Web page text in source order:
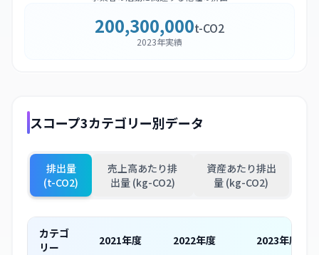
200,300,000t-CO2
2023年実績
スコープ3カテゴリー別データ
排出量
(t-CO2)
売上高あたり排
出量 (kg-CO2)
資産あたり排出
量 (kg-CO2)
カテゴ
リー
2021年度 2022年度 2023年度